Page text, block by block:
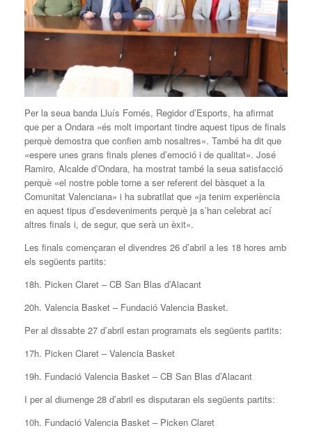
Per la seua banda Lluís Fornés, Regidor d’Esports, ha afirmat
que per a Ondara «és molt important tindre aquest tipus de finals
perquè demostra que confien amb nosaltres». També ha dit que
«espere unes grans finals plenes d’emoció i de qualitat». José
Ramiro, Alcalde d’Ondara, ha mostrat també la seua satisfacció
perquè «el nostre poble torne a ser referent del bàsquet a la
Comunitat Valenciana» i ha subratllat que «ja tenim experiència
en aquest tipus d’esdeveniments perquè ja s’han celebrat ací
altres finals i, de segur, que serà un èxit».
Les finals començaran el divendres 26 d’abril a les 18 hores amb
els següents partits:
18h. Picken Claret – CB San Blas d’Alacant
20h. Valencia Basket – Fundació Valencia Basket.
Per al dissabte 27 d’abril estan programats els següents partits:
17h. Picken Claret – Valencia Basket
19h. Fundació Valencia Basket – CB San Blas d’Alacant
I per al diumenge 28 d’abril es disputaran els següents partits:
10h. Fundació Valencia Basket – Picken Claret